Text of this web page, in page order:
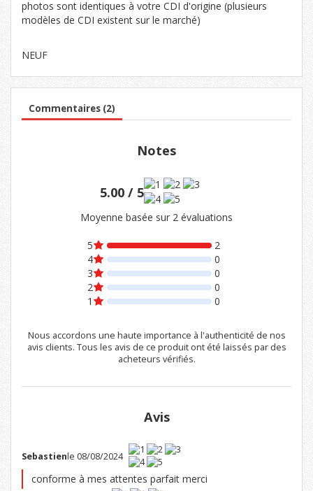
photos sont identiques à votre CDI d'origine (plusieurs
modèles de CDI existent sur le marché)
NEUF
Commentaires (2)
Notes
5.00 / 5
Moyenne basée sur 2 évaluations
5
2
4
0
3
0
2
0
1
0
Nous accordons une haute importance à l'authenticité de nos
avis clients. Tous les avis de ce produit ont été laissés par des
acheteurs vérifiés.
Avis
Sebastienle 08/08/2024
conforme à mes attentes parfait merci